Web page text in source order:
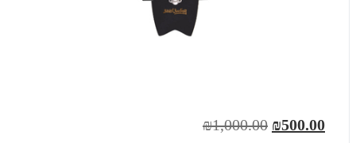
₪500.00
₪1,000.00